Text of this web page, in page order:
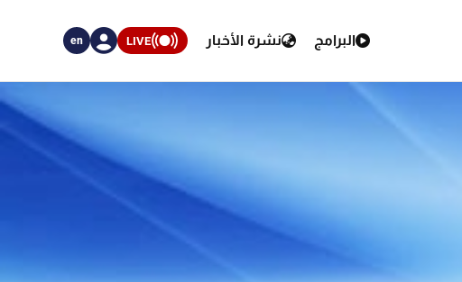
البرامج نشرة الأخبار LIVE
en